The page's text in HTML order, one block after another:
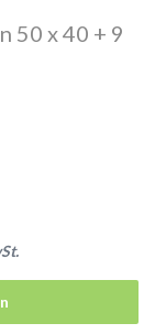
50 x 40 + 9